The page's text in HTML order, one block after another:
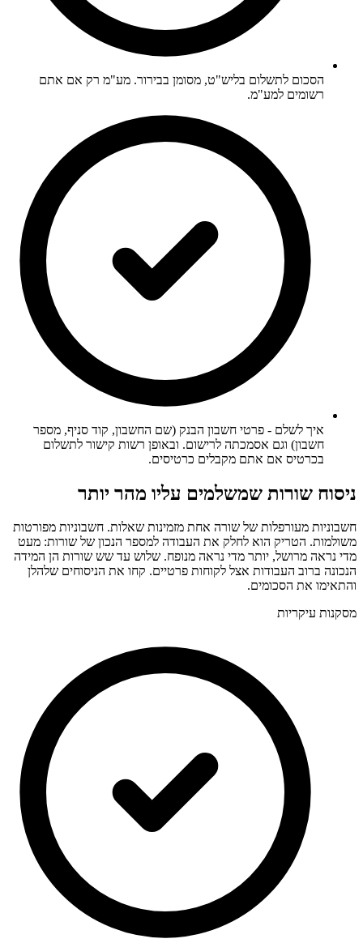
הסכום לתשלום בליש"ט, מסומן בבירור. מע"מ רק אם אתם
רשומים למע"מ.
איך לשלם - פרטי חשבון הבנק (שם החשבון, קוד סניף, מספר
חשבון) וגם אסמכתה לרישום. ובאופן רשות קישור לתשלום
בכרטיס אם אתם מקבלים כרטיסים.
ניסוח שורות שמשלמים עליו מהר יותר
חשבוניות מעורפלות של שורה אחת מזמינות שאלות. חשבוניות מפורטות
משולמות. הטריק הוא לחלק את העבודה למספר הנכון של שורות: מעט
מדי נראה מרושל, יותר מדי נראה מנופח. שלוש עד שש שורות הן המידה
הנכונה ברוב העבודות אצל לקוחות פרטיים. קחו את הניסוחים שלהלן
והתאימו את הסכומים.
מסקנות עיקריות